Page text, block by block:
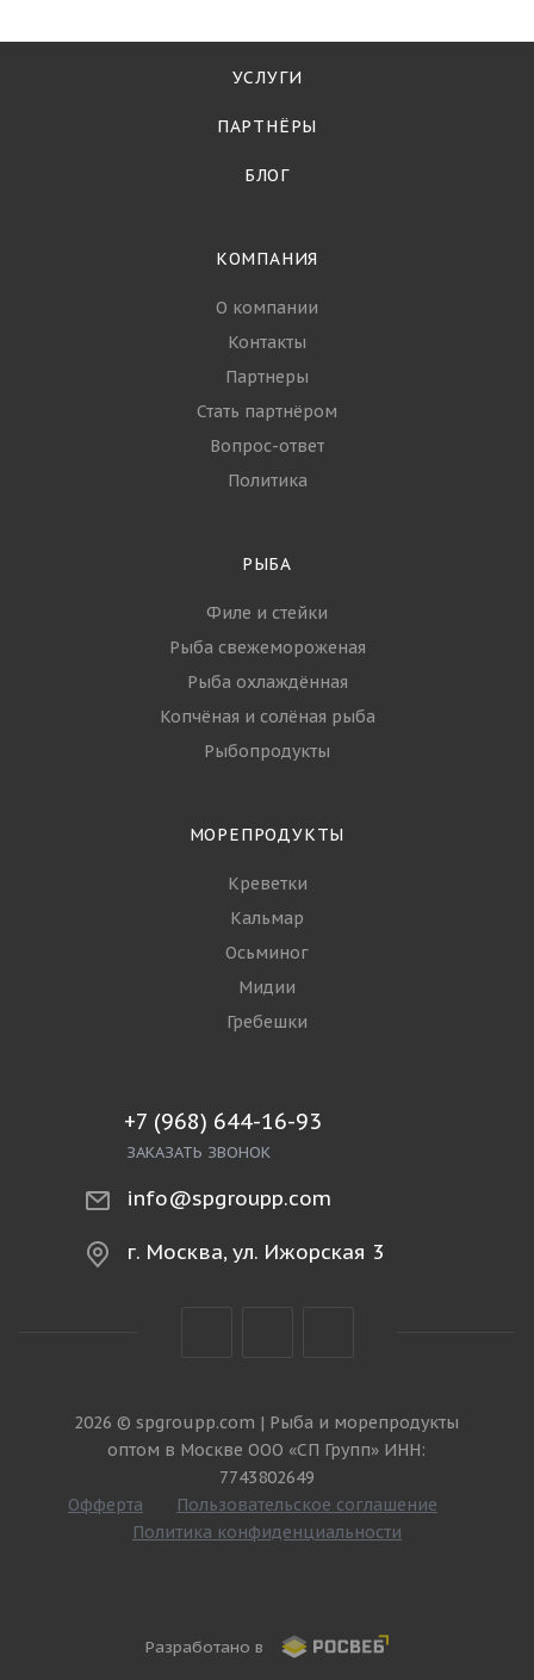
УСЛУГИ
ПАРТНЁРЫ
БЛОГ
КОМПАНИЯ
О компании
Контакты
Партнеры
Стать партнёром
Вопрос-ответ
Политика
РЫБА
Филе и стейки
Рыба свежемороженая
Рыба охлаждённая
Копчёная и солёная рыба
Рыбопродукты
МОРЕПРОДУКТЫ
Креветки
Кальмар
Осьминог
Мидии
Гребешки
+7 (968) 644-16-93
ЗАКАЗАТЬ ЗВОНОК
info@spgroupp.com
г. Москва, ул. Ижорская 3
2026 © spgroupp.com | Рыба и морепродукты
оптом в Москве ООО «СП Групп» ИНН:
7743802649
Офферта
Пользовательское соглашение
Политика конфиденциальности
Разработано в